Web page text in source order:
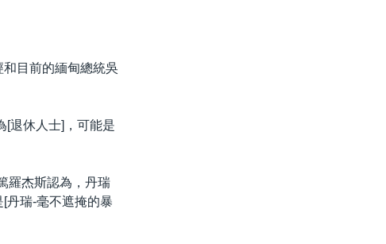
目前的緬甸總統吳
[退休人士]，可能是
羅杰斯認為，丹瑞
丹瑞-毫不遮掩的暴